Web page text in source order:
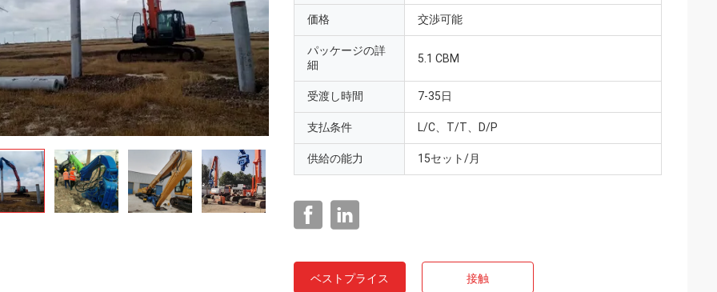
価格 交渉可能
パッケージの詳
細
5.1 CBM
受渡し時間 7-35日
支払条件 L/C、T/T、D/P
供給の能力 15セット/月
ベストプライス 接触